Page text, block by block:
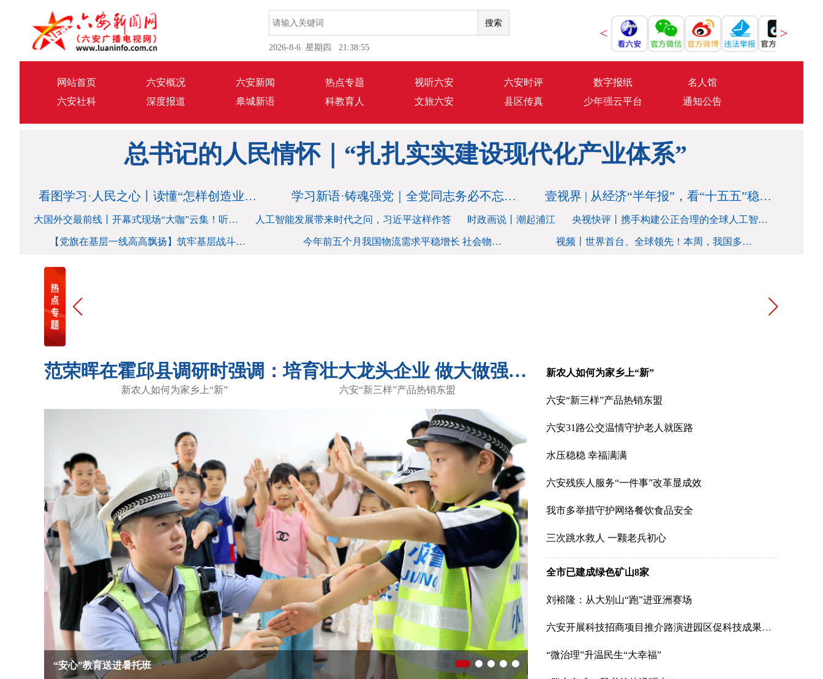
2026-8-6 星期四 21:38:57
< >
网站首页 六安概况 六安新闻 热点专题 视听六安 六安时评 数字报纸
名人馆
六安社科
深度报道 皋城新语 科教育人 文旅六安 县区传真 少年强云平台 通知公告
时政新闻眼丨如何把百年大党建设得更加坚强有力？总书记这样部署
总书记的人民情怀｜“扎扎实实建设现代化产业体系”
时政新闻眼丨如何把百年大党建设得更加坚强有力？总书记这样部署
看图学习·人民之心丨读懂“怎样创造业绩”的实干路径 学习新语·铸魂强党｜全党同志务必不忘初心、牢记使命 壹视界 | 从经济“半年报”，看“十五五”稳健开局
大国外交最前线丨开幕式现场“大咖”云集！听听他们对人工智能“伙伴”的理解 人工智能发展带来时代之问，习近平这样作答 时政画说丨潮起浦江 央视快评丨携手构建公正合理的全球人工智能治理体系
【党旗在基层一线高高飘扬】筑牢基层战斗堡垒 建设幸福和美乡村 今年前五个月我国物流需求平稳增长 社会物流总额超146万亿元 视频丨世界首台、全球领先！本周，我国多领域解锁硬核成就
范荣晖在霍邱县调研时强调：培育壮大龙头企业 做大做强特色产业 加快推动县域经济高质量发展
新农人如何为家乡上“新” 六安“新三样”产品热销东盟
战酷暑 砺精兵
“安心”教育送进暑托班
请来“清凉港湾”歇歇脚
趣味科普解锁缤纷暑假
听退役军人 讲军旅故事
战酷暑 砺精兵
“安心”教育送进暑托班
新农人如何为家乡上“新”
六安“新三样”产品热销东盟
六安31路公交温情守护老人就医路
水压稳稳 幸福满满
六安残疾人服务“一件事”改革显成效
我市多举措守护网络餐饮食品安全
三次跳水救人 一颗老兵初心
全市已建成绿色矿山8家
刘裕隆：从大别山“跑”进亚洲赛场
六安开展科技招商项目推介路演进园区促科技成果落地
“微治理”升温民生“大幸福”